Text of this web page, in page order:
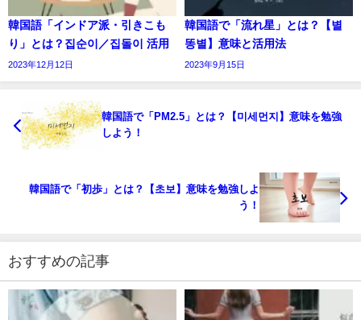
韓国語「インドア派・引きこも
り」とは？집순이／집돌이 活用
2023年12月12日
韓国語で「流れ星」とは？【별
똥별】意味と活用法
2023年9月15日
韓国語で「PM2.5」とは？【미세먼지】意味を勉強
しよう！
韓国語で「初歩」とは？【초보】意味を勉強しよ
う！
おすすめの記事